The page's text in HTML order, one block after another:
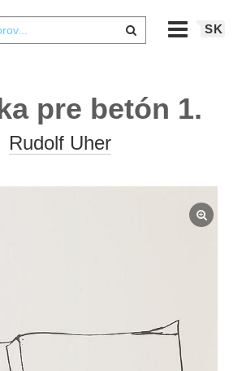
SK
pre betón 1.
Rudolf Uher